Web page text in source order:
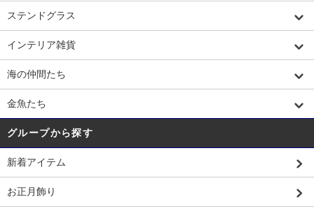
ステンドグラス
インテリア雑貨
海の仲間たち
金魚たち
グループから探す
新着アイテム
お正月飾り